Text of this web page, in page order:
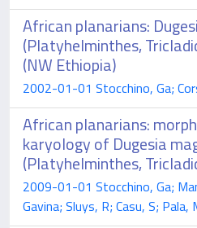
African planarians:
(Platyhelminthes,
(NW Ethiopia)
2002-01-01 Stocchino, Ga;
African planarians:
karyology of Dugesia
(Platyhelminthes,
2009-01-01 Stocchino, Ga;
Gavina; Sluys, R; Casu, S; Pala,